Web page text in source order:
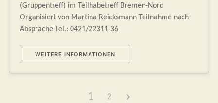
(Gruppentreff) im Teilhabetreff Bremen-Nord
Organisiert von Martina Reicksmann Teilnahme nach
Absprache Tel.: 0421/22311-36
WEITERE INFORMATIONEN
1 2